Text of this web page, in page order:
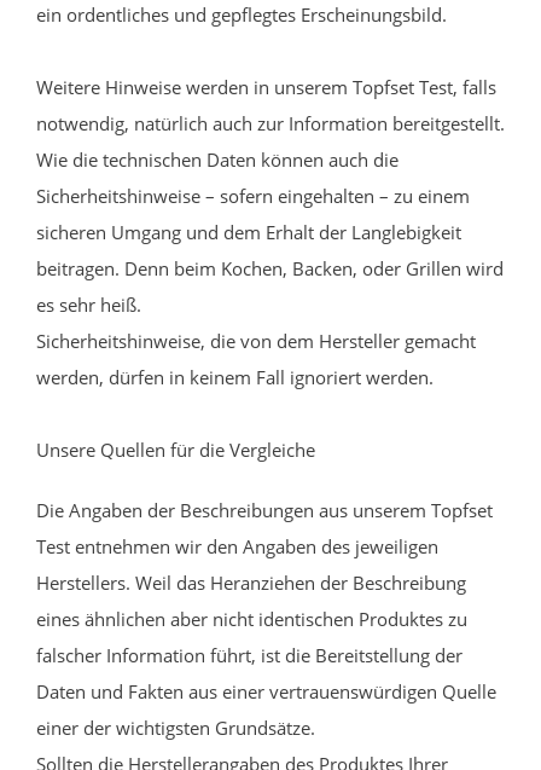
ein ordentliches und gepflegtes Erscheinungsbild.
Weitere Hinweise werden in unserem Topfset Test, falls
notwendig, natürlich auch zur Information bereitgestellt.
Wie die technischen Daten können auch die
Sicherheitshinweise – sofern eingehalten – zu einem
sicheren Umgang und dem Erhalt der Langlebigkeit
beitragen. Denn beim Kochen, Backen, oder Grillen wird
es sehr heiß.
Sicherheitshinweise, die von dem Hersteller gemacht
werden, dürfen in keinem Fall ignoriert werden.
Unsere Quellen für die Vergleiche
Die Angaben der Beschreibungen aus unserem Topfset
Test entnehmen wir den Angaben des jeweiligen
Herstellers. Weil das Heranziehen der Beschreibung
eines ähnlichen aber nicht identischen Produktes zu
falscher Information führt, ist die Bereitstellung der
Daten und Fakten aus einer vertrauenswürdigen Quelle
einer der wichtigsten Grundsätze.
Sollten die Herstellerangaben des Produktes Ihrer